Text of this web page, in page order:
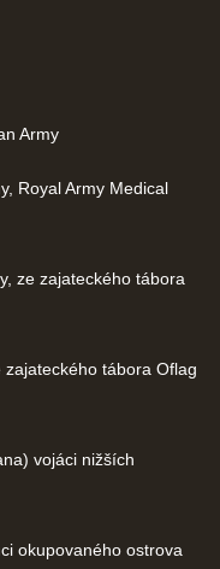
Army
Royal Army Medical
ze zajateckého tábora
tábora Oflag
vojáci nižších
okupovaného ostrova